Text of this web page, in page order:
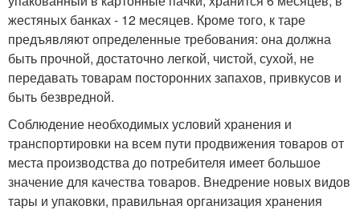
жестяных банках - 12 месяцев. Кроме того, к таре
предъявляют определенные требования: она должна
быть прочной, достаточно легкой, чистой, сухой, не
передавать товарам посторонних запахов, привкусов и
быть безвредной.
Соблюдение необходимых условий хранения и
транспортировки на всем пути продвижения товаров от
места производства до потребителя имеет большое
значение для качества товаров. Внедрение новых видов
тары и упаковки, правильная организация хранения